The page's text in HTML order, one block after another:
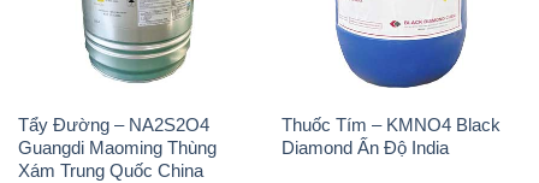
Tẩy Đường – NA2S2O4
Guangdi Maoming Thùng
Xám Trung Quốc China
Thuốc Tím – KMNO4 Black
Diamond Ấn Độ India